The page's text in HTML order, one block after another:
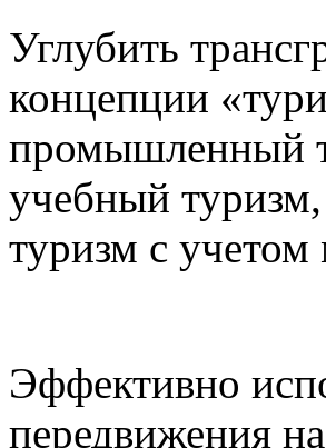
Углубить
концепции
промышленный
учебный туризм,
туризм с
Эффективно
передвижения